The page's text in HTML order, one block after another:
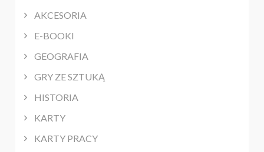
AKCESORIA
E-BOOKI
GEOGRAFIA
GRY ZE SZTUKĄ
HISTORIA
KARTY
KARTY PRACY